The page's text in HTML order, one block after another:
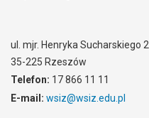
ul. mjr. Henryka Sucharskiego 2
35-225 Rzeszów
Telefon: 17 866 11 11
E-mail: wsiz@wsiz.edu.pl